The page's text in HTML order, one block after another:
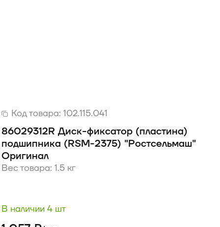
Код товара: 102.115.041
86029312R Диск-фиксатор (пластина)
подшипника (RSM-2375) "Ростсельмаш"
Оригинал
Вес товара: 1.5 кг
В наличии 4 шт